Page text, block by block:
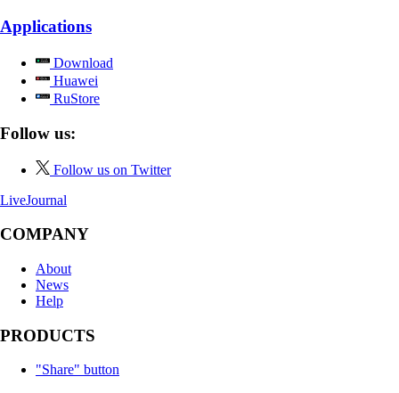
Applications
Download
Huawei
RuStore
Follow us:
Follow us on Twitter
LiveJournal
COMPANY
About
News
Help
PRODUCTS
"Share" button